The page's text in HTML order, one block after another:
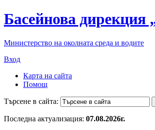
Басейнова дирекция
Министерство на околната среда и водите
Вход
Карта на сайта
Помощ
Търсене в сайта:
Последна актуализация: 07.08.2026г.